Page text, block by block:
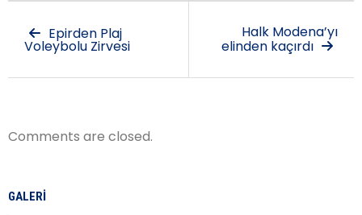
Epirden Plaj
Voleybolu Zirvesi
Halk Modena’yı
elinden kaçırdı
Comments are closed.
GALERI